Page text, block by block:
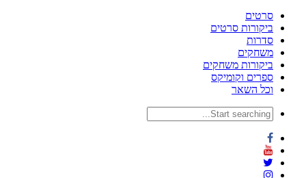
סרטים
ביקורות סרטים
סדרות
משחקים
ביקורות משחקים
ספרים וקומיקס
וכל השאר